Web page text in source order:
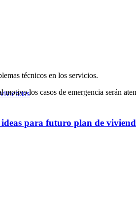
para futuro plan de
técnicos en los servicios.
los casos de emergencia serán